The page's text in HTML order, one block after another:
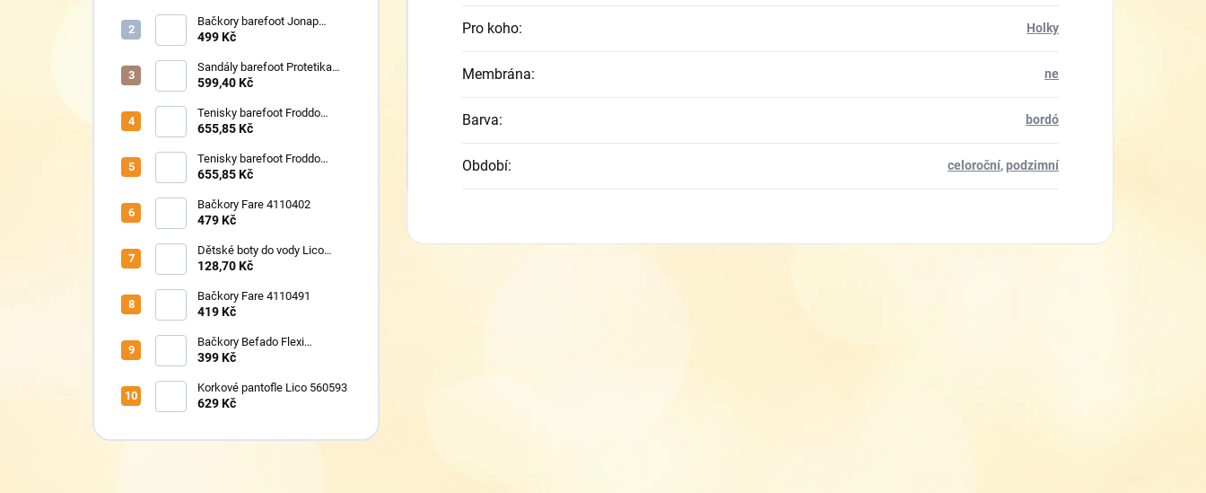
Bačkory barefoot Jonap
Home New Police
499 Kč
Sandály barefoot Protetika
TAFI pink uni
599,40 Kč
Tenisky barefoot Froddo
G1700440-17 Mint
655,85 Kč
Tenisky barefoot Froddo
G1700440-8 Grey+
655,85 Kč
Bačkory Fare 4110402
479 Kč
Dětské boty do vody Lico
430124 růžové
128,70 Kč
Bačkory Fare 4110491
419 Kč
Bačkory Befado Flexi
627P023
399 Kč
Korkové pantofle Lico 560593
629 Kč
Pro koho: Holky
Membrána: ne
Barva: bordó
Období: celoroční,podzimní